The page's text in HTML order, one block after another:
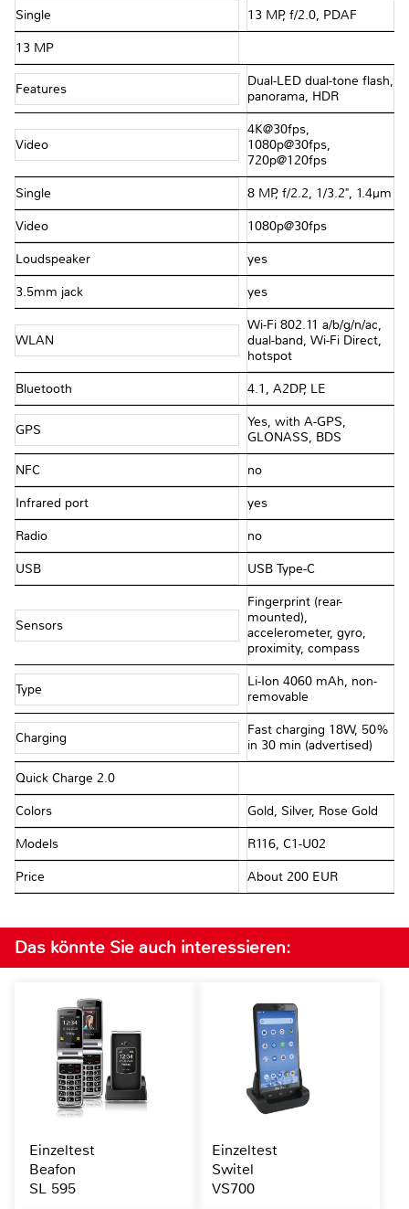
Single 13 MP, f/2.0, PDAF
13 MP
Features
Dual-LED dual-tone flash,
panorama, HDR
Video
4K@30fps,
1080p@30fps,
720p@120fps
Single 8 MP, f/2.2, 1/3.2", 1.4µm
Video 1080p@30fps
Loudspeaker yes
3.5mm jack yes
WLAN
Wi-Fi 802.11 a/b/g/n/ac,
dual-band, Wi-Fi Direct,
hotspot
Bluetooth 4.1, A2DP, LE
GPS
Yes, with A-GPS,
GLONASS, BDS
NFC no
Infrared port yes
Radio no
USB USB Type-C
Sensors
Fingerprint (rear-
mounted),
accelerometer, gyro,
proximity, compass
Type
Li-Ion 4060 mAh, non-
removable
Charging
Fast charging 18W, 50%
in 30 min (advertised)
Quick Charge 2.0
Colors Gold, Silver, Rose Gold
Models R116, C1-U02
Price About 200 EUR
Das könnte Sie auch interessieren:
Einzeltest
Beafon
SL 595
Einzeltest
Switel
VS700